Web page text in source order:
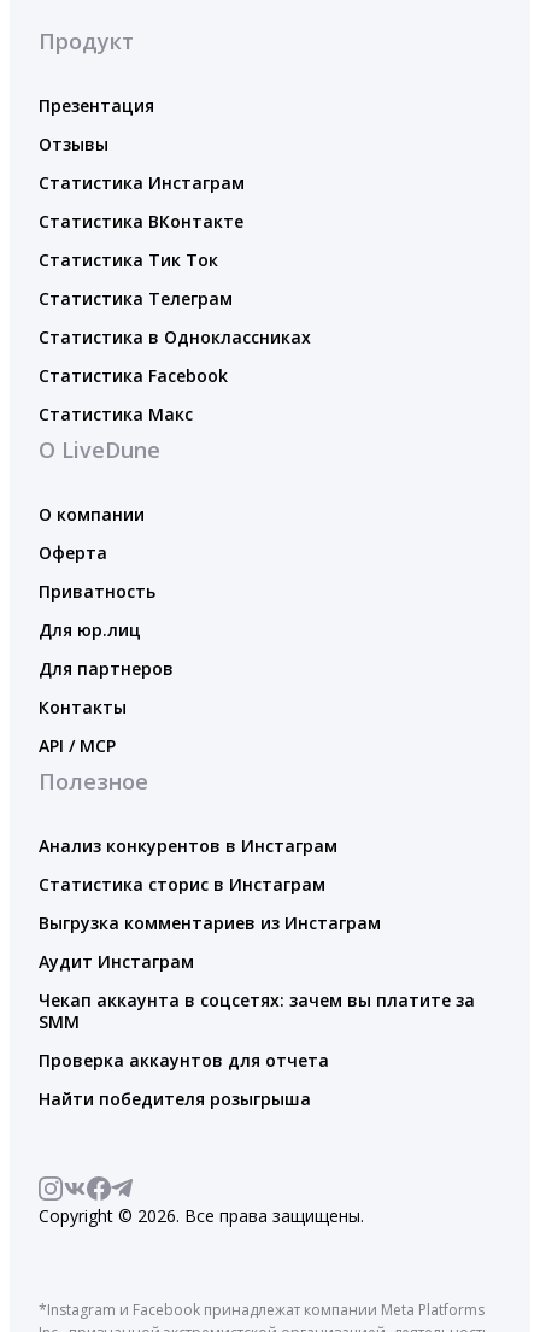
Продукт
Презентация
Отзывы
Статистика Инстаграм
Статистика ВКонтакте
Статистика Тик Ток
Статистика Телеграм
Статистика в Одноклассниках
Статистика Facebook
Статистика Макс
О LiveDune
О компании
Оферта
Приватность
Для юр.лиц
Для партнеров
Контакты
API / MCP
Полезное
Анализ конкурентов в Инстаграм
Статистика сторис в Инстаграм
Выгрузка комментариев из Инстаграм
Аудит Инстаграм
Чекап аккаунта в соцсетях: зачем вы платите за
SMM
Проверка аккаунтов для отчета
Найти победителя розыгрыша
Copyright © 2026. Все права защищены.
*Instagram и Facebook принадлежат компании Meta Platforms